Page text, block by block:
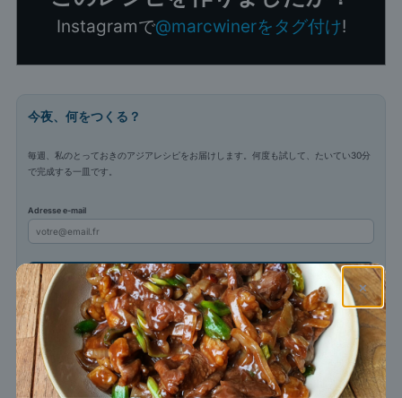
Instagramで@marcwinerをタグ付け!
今夜、何をつくる？
毎週、私のとっておきのアジアレシピをお届けします。何度も試して、たいてい30分
で完成する一皿です。
Adresse e-mail
登録する
メールアドレスは私だけが大切に扱います。プライバシーポリシー。
×